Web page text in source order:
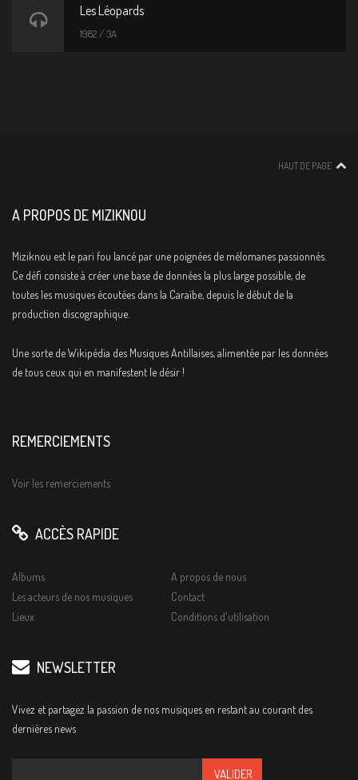
Les Léopards
1982 / 3A
HAUT DE PAGE
A PROPOS DE MIZIKNOU
Miziknou est le pari fou lancé par une poignées de mélomanes passionnés.
Ce défi consiste à créer une base de données la plus large possible, de
toutes les musiques écoutées dans la Caraïbe, depuis le début de la
production discographique.
Une sorte de Wikipédia des Musiques Antillaises, alimentée par les données
de tous ceux qui en manifestent le désir !
REMERCIEMENTS
Voir les remerciements
ACCÈS RAPIDE
Albums
Les acteurs de nos musiques
Lieux
A propos de nous
Contact
Conditions d'utilisation
NEWSLETTER
Vivez et partagez la passion de nos musiques en restant au courant des
dernières news